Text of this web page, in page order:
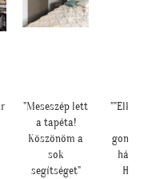
"Meseszép lett
a tapéta!
Köszönöm a
sok
segítséget"
hátha
H.